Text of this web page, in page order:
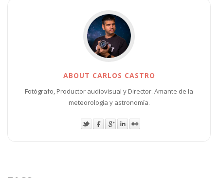
ABOUT CARLOS CASTRO
Fotógrafo, Productor audiovisual y Director. Amante de la
meteorología y astronomía.